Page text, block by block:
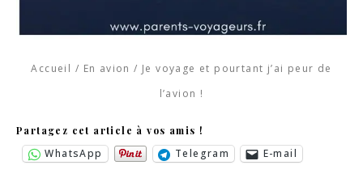
Accueil / En avion / Je voyage et pourtant j’ai peur de
l’avion !
Partagez cet article à vos amis !
WhatsApp Telegram E-mail